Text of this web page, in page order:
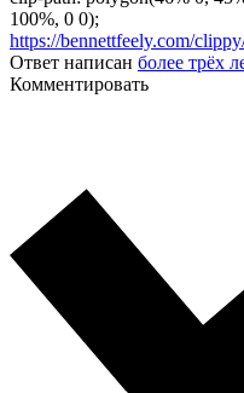
100%, 0 0);
https://bennettfeely.com/
Ответ написан более трёх
Комментировать